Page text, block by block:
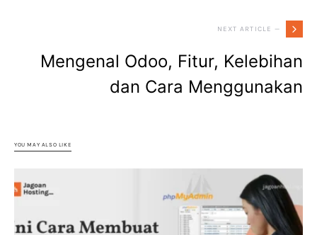
NEXT ARTICLE —
Mengenal Odoo, Fitur, Kelebihan
dan Cara Menggunakan
YOU MAY ALSO LIKE